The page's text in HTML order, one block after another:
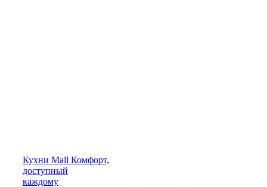
Кухни Mall Комфорт,
доступный
каждому